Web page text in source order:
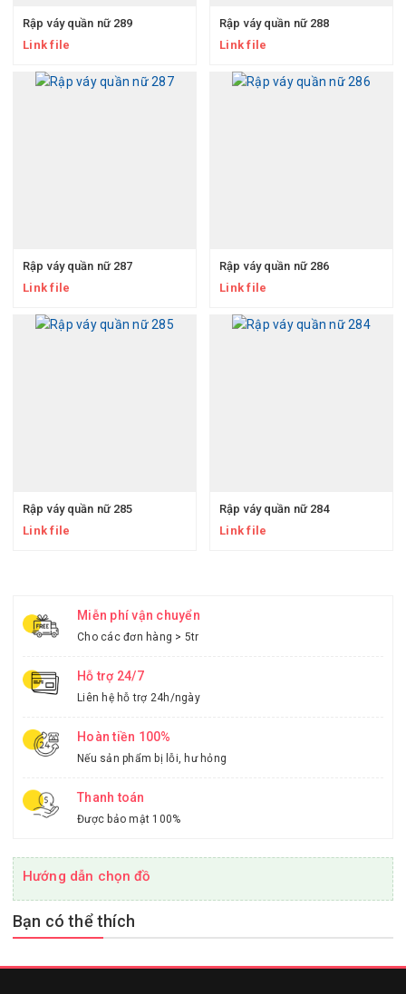
Rập váy quần nữ 289
Link file
Rập váy quần nữ 288
Link file
Rập váy quần nữ 287
Link file
Rập váy quần nữ 286
Link file
Rập váy quần nữ 285
Link file
Rập váy quần nữ 284
Link file
Miễn phí vận chuyển
Cho các đơn hàng > 5tr
Hỗ trợ 24/7
Liên hệ hỗ trợ 24h/ngày
Hoàn tiền 100%
Nếu sản phẩm bị lỗi, hư hỏng
Thanh toán
Được bảo mật 100%
Hướng dẫn chọn đồ
Bạn có thể thích